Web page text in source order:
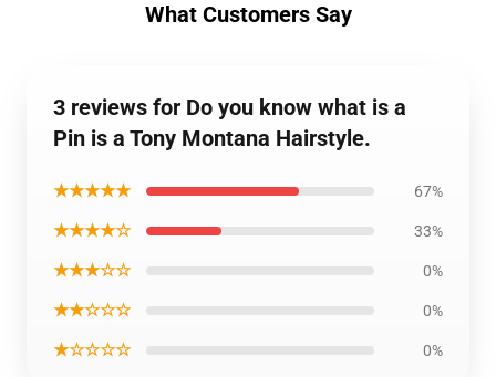
What Customers Say
3 reviews for Do you know what is a
Pin is a Tony Montana Hairstyle.
★★★★★ 67%
★★★★☆ 33%
★★★☆☆ 0%
★★☆☆☆ 0%
★☆☆☆☆ 0%